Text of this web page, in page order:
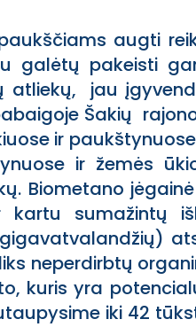
augti
galėtų pakeisti
atliekų, jau
Šakių
ir
ir žemės
Biometano
sumažintų
neperdirbtų
kuris yra
iki 42